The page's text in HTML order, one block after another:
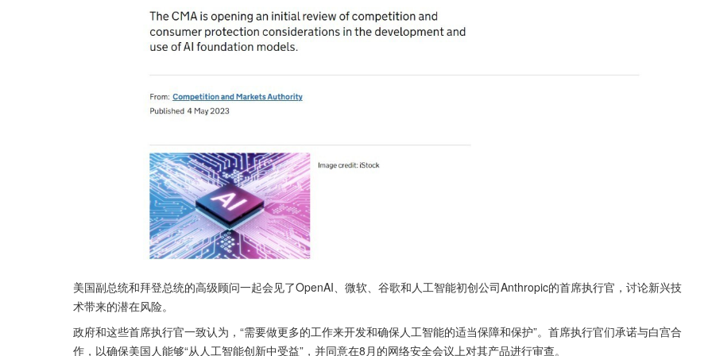
美国副总统和拜登总统的高级顾问一起会见了OpenAI、微软、谷歌和人工智能初创公司Anthropic的首席执行官，讨论新兴技
术带来的潜在风险。
政府和这些首席执行官一致认为，“需要做更多的工作来开发和确保人工智能的适当保障和保护”。首席执行官们承诺与白宫合
作，以确保美国人能够“从人工智能创新中受益”，并同意在8月的网络安全会议上对其产品进行审查。